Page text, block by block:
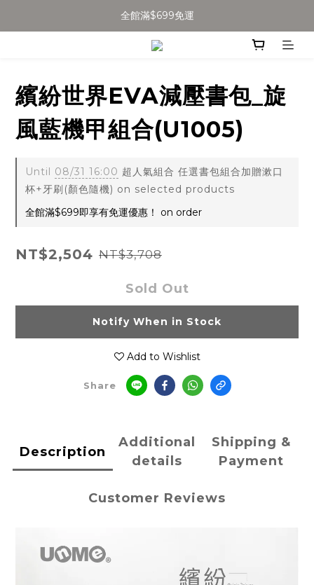
全館滿$699免運
加入會員得$100購物金👉
全館滿$699免運
繽紛世界EVA減壓書包_旋
風藍機甲組合(U1005)
Until 08/31 16:00 超人氣組合 任選書包組合加贈漱口
杯+牙刷(顏色隨機) on selected products
全館滿$699即享有免運優惠！ on order
NT$2,504 NT$3,708
Sold Out
Notify When in Stock
Add to Wishlist
Share
Description
Additional
details
Shipping &
Payment
Customer Reviews